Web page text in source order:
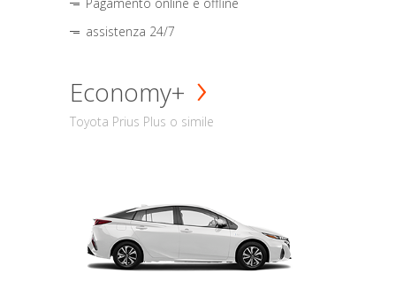
assistenza 24/7
Economy+
Toyota Prius Plus o simile